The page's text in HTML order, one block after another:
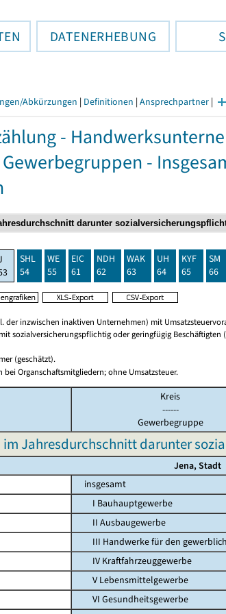
DATENERHEBUNG
Abkürzungen | Definitionen | Ansprechpartner |
-
-
SHL
54
WE
55
EIC
61
NDH
62
WAK
63
UH
64
KYF
65
SM
66
der inzwischen inaktiven Unternehmen) mit
sozialversicherungspflichtig oder geringfügig
(geschätzt).
bei Organschaftsmitgliedern; ohne Umsatzsteuer.
Kreis
------
Gewerbegruppe
im Jahresdurchschnitt darunter
Jena, Stadt
insgesamt
I Bauhauptgewerbe
II Ausbaugewerbe
III Handwerke für den
IV Kraftfahrzeuggewerbe
V Lebensmittelgewerbe
VI Gesundheitsgewerbe